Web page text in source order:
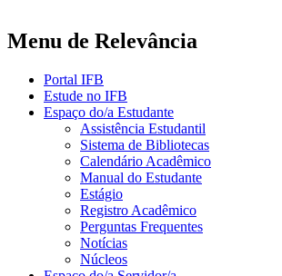
Menu de Relevância
Portal IFB
Estude no IFB
Espaço do/a Estudante
Assistência Estudantil
Sistema de Bibliotecas
Calendário Acadêmico
Manual do Estudante
Estágio
Registro Acadêmico
Perguntas Frequentes
Notícias
Núcleos